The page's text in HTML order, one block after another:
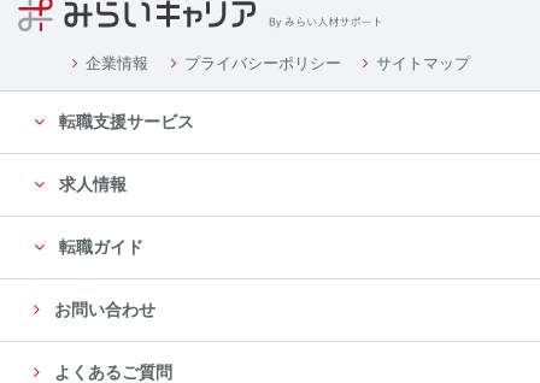
企業情報 プライバシーポリシー サイトマップ
転職支援サービス
求人情報
転職ガイド
お問い合わせ
よくあるご質問